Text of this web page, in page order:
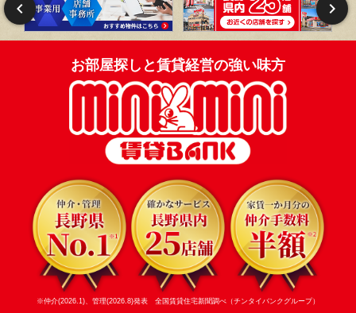
お部屋探しと賃貸経営の強い味方
※仲介(2026.1)、管理(2026.8)発表 全国賃貸住宅新聞調べ（チンタイバンクグループ）